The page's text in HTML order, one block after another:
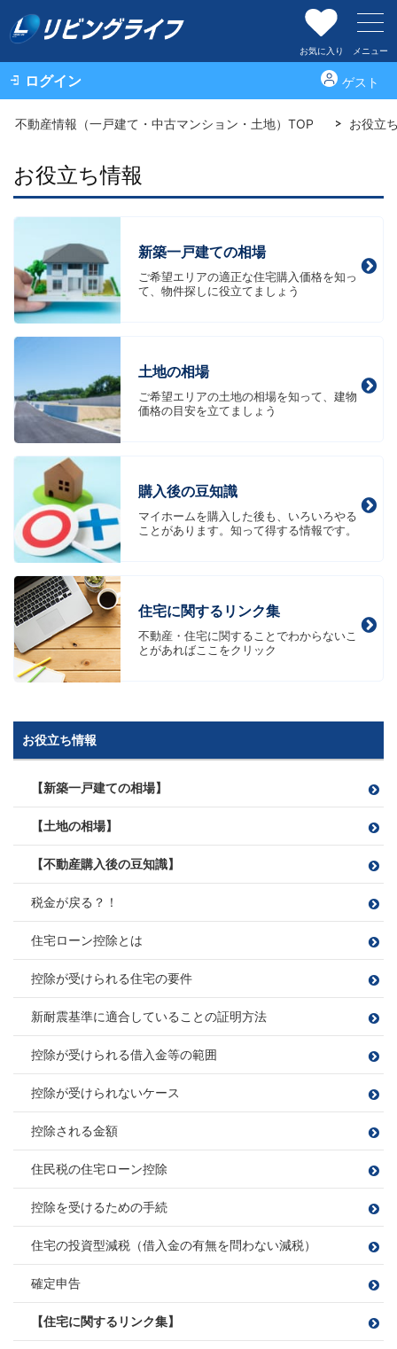
お気に入り メニュー
ログイン ゲスト
不動産情報（一戸建て・中古マンション・土地）TOP お役立
お役立ち情報
新築一戸建ての相場
ご希望エリアの適正な住宅購入価格を知っ
て、物件探しに役立てましょう
土地の相場
ご希望エリアの土地の相場を知って、建物
価格の目安を立てましょう
購入後の豆知識
マイホームを購入した後も、いろいろやる
ことがあります。知って得する情報です。
住宅に関するリンク集
不動産・住宅に関することでわからないこ
とがあればここをクリック
お役立ち情報
【新築一戸建ての相場】
【土地の相場】
【不動産購入後の豆知識】
税金が戻る？！
住宅ローン控除とは
控除が受けられる住宅の要件
新耐震基準に適合していることの証明方法
控除が受けられる借入金等の範囲
控除が受けられないケース
控除される金額
住民税の住宅ローン控除
控除を受けるための手続
住宅の投資型減税（借入金の有無を問わない減税）
確定申告
【住宅に関するリンク集】